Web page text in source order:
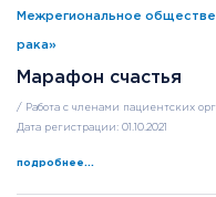
Межрегиональное
рака»
Марафон счастья
/ Работа с членами пациентских
Дата регистрации: 01.10.2021
подробнее...